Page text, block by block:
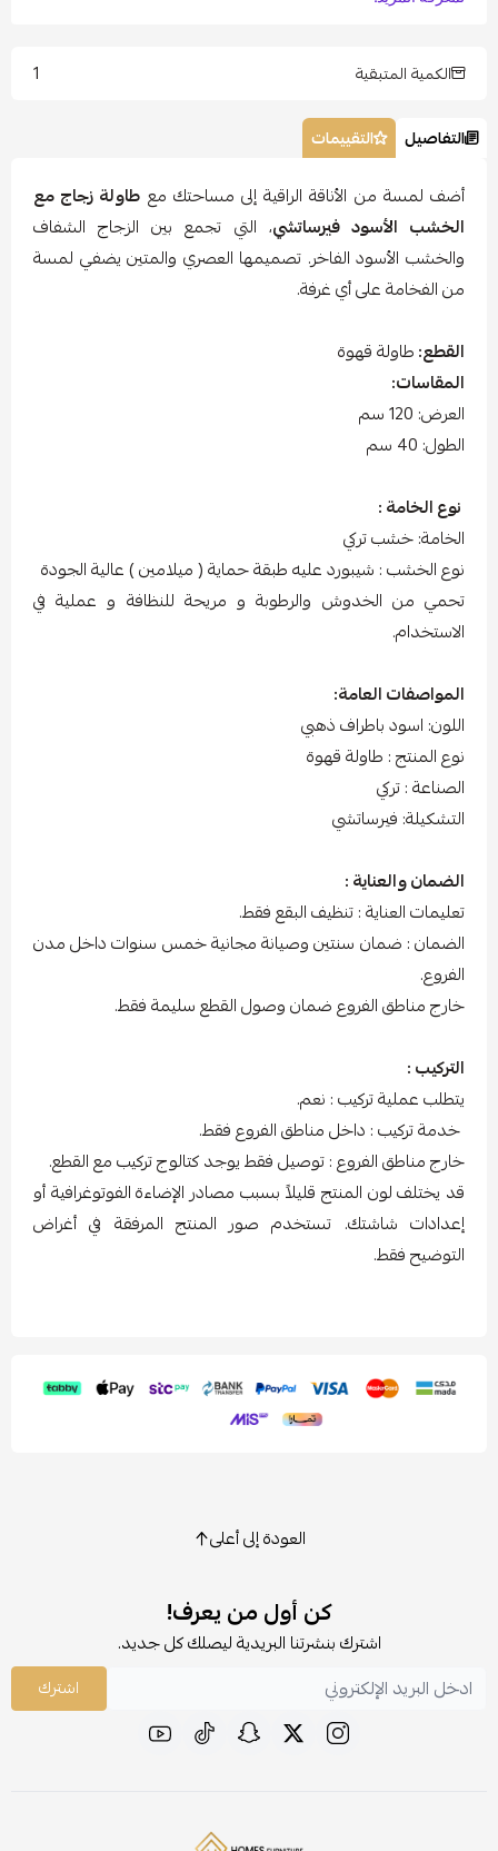
الكمية المتبقية 1
التفاصيل التقييمات
أضف لمسة من الأناقة الراقية إلى مساحتك مع طاولة زجاج مع
الخشب الأسود فيرساتشي، التي تجمع بين الزجاج الشفاف
والخشب الأسود الفاخر. تصميمها العصري والمتين يضفي لمسة
من الفخامة على أي غرفة.
القطع:طاولة قهوة
المقاسات:
العرض: 120 سم
الطول: 40 سم
نوع الخامة :
الخامة: خشب تركي
نوع الخشب : شيبورد عليه طبقة حماية ( ميلامين ) عالية الجودة
تحمي من الخدوش والرطوبة و مريحة للنظافة و عملية في
الاستخدام.
المواصفات العامة:
اللون: اسود باطراف ذهبي
نوع المنتج : طاولة قهوة
الصناعة : تركي
التشكيلة: فيرساتشي
الضمان والعناية :
تعليمات العناية : تنظيف البقع فقط.
الضمان : ضمان سنتين وصيانة مجانية خمس سنوات داخل مدن
الفروع.
خارج مناطق الفروع ضمان وصول القطع سليمة فقط.
التركيب :
يتطلب عملية تركيب : نعم.
خدمة تركيب : داخل مناطق الفروع فقط.
خارج مناطق الفروع : توصيل فقط يوجد كتالوج تركيب مع القطع.
قد يختلف لون المنتج قليلاً بسبب مصادر الإضاءة الفوتوغرافية أو
إعدادات شاشتك. تستخدم صور المنتج المرفقة في أغراض
التوضيح فقط.
العودة إلى أعلى
كن أول من يعرف!
اشترك بنشرتنا البريدية ليصلك كل جديد.
اشترك